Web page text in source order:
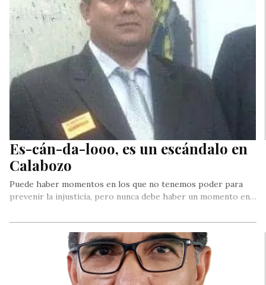
Es-cán-da-looo, es un escándalo en
Calabozo
Puede haber momentos en los que no tenemos poder para
prevenir la injusticia, pero nunca debe haber un momento en…